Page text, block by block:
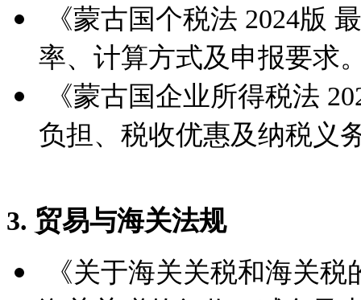
《蒙古国个税法 2024版
率、计算方式及申报要求
《蒙古国企业所得税法
负担、税收优惠及纳税义
3. 贸易与海关法规
《关于海关关税和海关